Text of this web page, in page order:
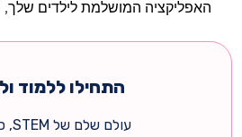
האפליקציה המושלמת לילדים שלך,
התחילו ללמוד